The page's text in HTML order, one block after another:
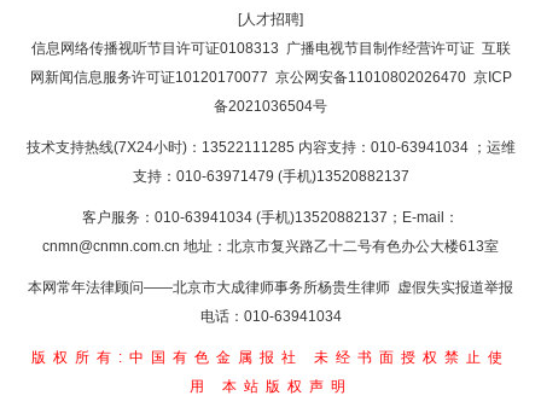
返回首页
[人才招聘]
信息网络传播视听节目许可证0108313 广播电视节目制作经营许可证 互联
网新闻信息服务许可证10120170077 京公网安备11010802026470 京ICP
备2021036504号
技术支持热线(7X24小时)：13522111285 内容支持：010-63941034 ；运维
支持：010-63971479 (手机)13520882137
客户服务：010-63941034 (手机)13520882137；E-mail：
cnmn@cnmn.com.cn 地址：北京市复兴路乙十二号有色办公大楼613室
本网常年法律顾问——北京市大成律师事务所杨贵生律师 虚假失实报道举报
电话：010-63941034
版权所有:中国有色金属报社
未经书面授权禁止使
用 本站版权声明